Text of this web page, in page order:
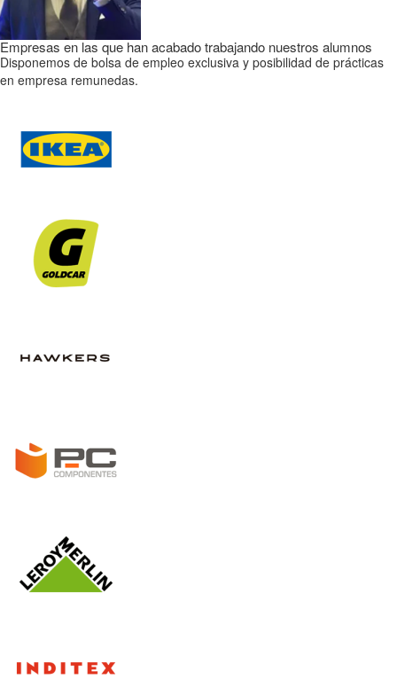
Empresas en las que han acabado trabajando nuestros alumnos
Disponemos de bolsa de empleo exclusiva y posibilidad de prácticas
en empresa remunedas.